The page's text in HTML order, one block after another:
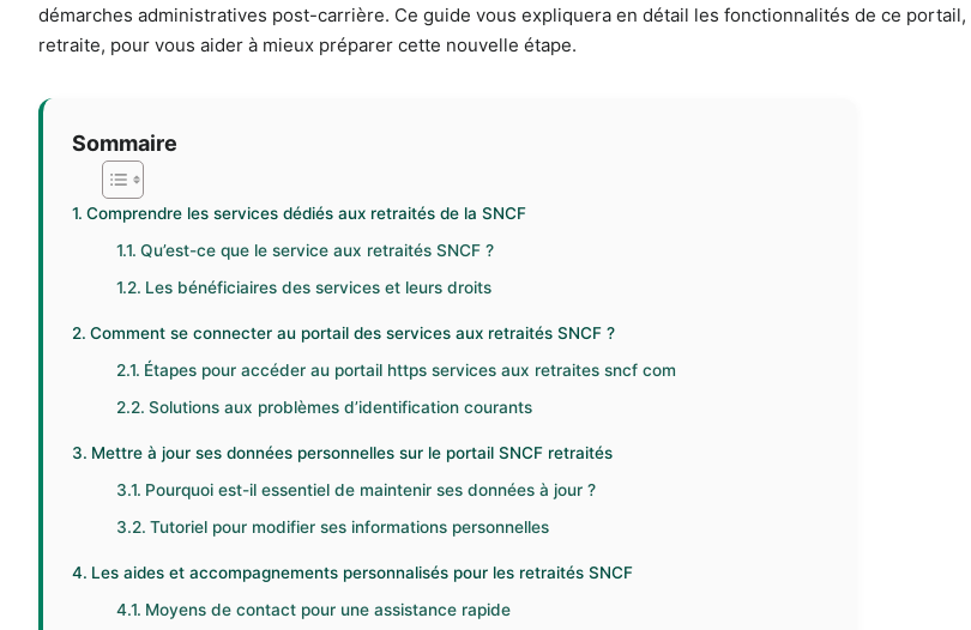
démarches administratives post-carrière. Ce guide vous expliquera en détail les fonctionnalités de ce
retraite, pour vous aider à mieux préparer cette nouvelle étape.
Sommaire
Comprendre les services dédiés aux retraités de la SNCF
Qu’est-ce que le service aux retraités SNCF ?
Les bénéficiaires des services et leurs droits
Comment se connecter au portail des services aux retraités SNCF ?
Étapes pour accéder au portail https services aux retraites sncf com
Solutions aux problèmes d’identification courants
Mettre à jour ses données personnelles sur le portail SNCF retraités
Pourquoi est-il essentiel de maintenir ses données à jour ?
Tutoriel pour modifier ses informations personnelles
Les aides et accompagnements personnalisés pour les retraités SNCF
Moyens de contact pour une assistance rapide